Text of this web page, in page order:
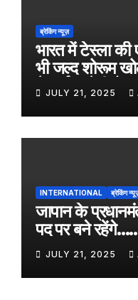
ब्रेकिंग न्यूज़
भारत में टेस्ला की
भी जल्द शोरूम
नेटवर्क करेगी
JULY 21, 2025
INTERNATIONAL ब्रेकिंग
जापान के
पद पर बने रहेंगे…..
JULY 21, 2025